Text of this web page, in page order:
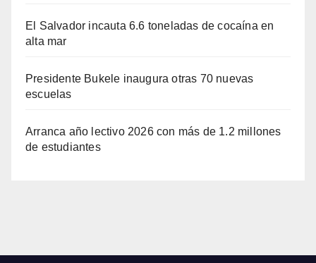
El Salvador incauta 6.6 toneladas de cocaína en
alta mar
Presidente Bukele inaugura otras 70 nuevas
escuelas
Arranca año lectivo 2026 con más de 1.2 millones
de estudiantes